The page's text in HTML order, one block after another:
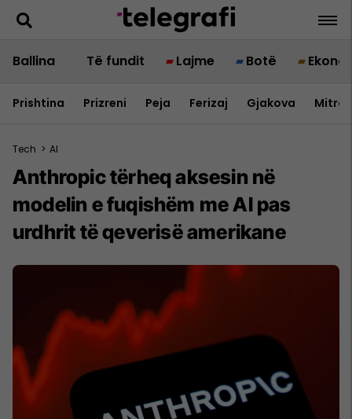
Ballina Të fundit Lajme Botë
Prishtina Prizreni Peja Ferizaj Gjakova
Tech > AI
Anthropic tërheq aksesin në
modelin e fuqishëm me Al pas
urdhrit të qeverisë amerikane